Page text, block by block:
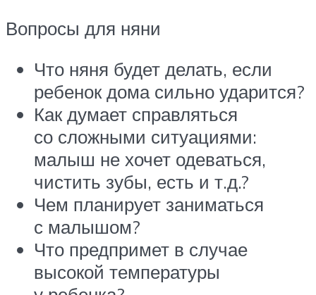
Вопросы для няни
Что няня будет делать, если
ребенок дома сильно ударится?
Как думает справляться
со сложными ситуациями:
малыш не хочет одеваться,
чистить зубы, есть и т.д.?
Чем планирует заниматься
с малышом?
Что предпримет в случае
высокой температуры